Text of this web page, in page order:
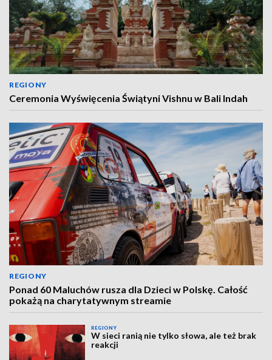
REGIONY
Ceremonia Wyświęcenia Świątyni Vishnu w Bali Indah
REGIONY
Ponad 60 Maluchów rusza dla Dzieci w Polskę. Całość
pokażą na charytatywnym streamie
REGIONY
W sieci ranią nie tylko słowa, ale też brak
reakcji